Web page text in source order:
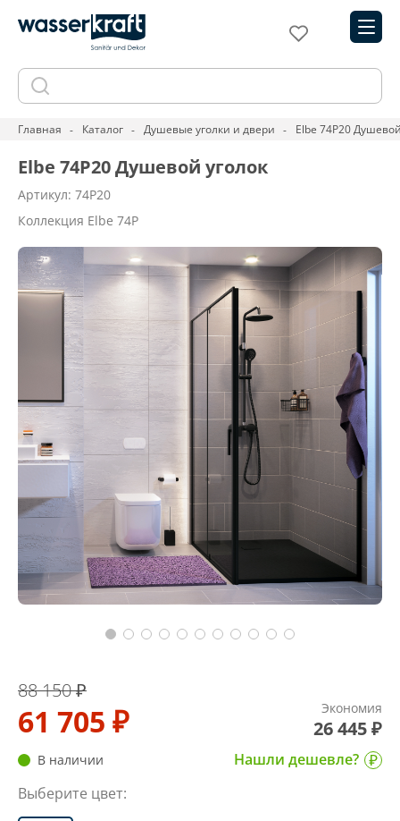
Главная Каталог Душевые уголки и двери Elbe 74P20
Elbe 74P20 Душевой уголок
Артикул: 74P20
Коллекция Elbe 74P
88 150 ₽
61 705 ₽ Экономия
26 445 ₽
В наличии
Нашли дешевле?
Выберите цвет: